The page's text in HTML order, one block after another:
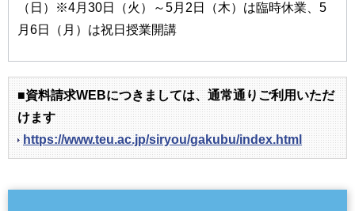
（日）※4月30日（火）～5月2日（木）は臨時休業、5
月6日（月）は祝日授業開講
■資料請求WEBにつきましては、通常通りご利用いただ
けます
https://www.teu.ac.jp/siryou/gakubu/index.html